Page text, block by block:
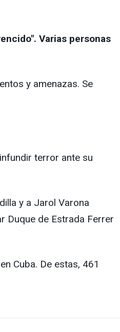
Varias personas
y amenazas. Se
terror ante su
y a Jarol Varona
Duque de Estrada Ferrer
Cuba. De estas, 461